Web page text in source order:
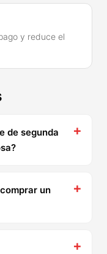
y reduce el
de segunda
un